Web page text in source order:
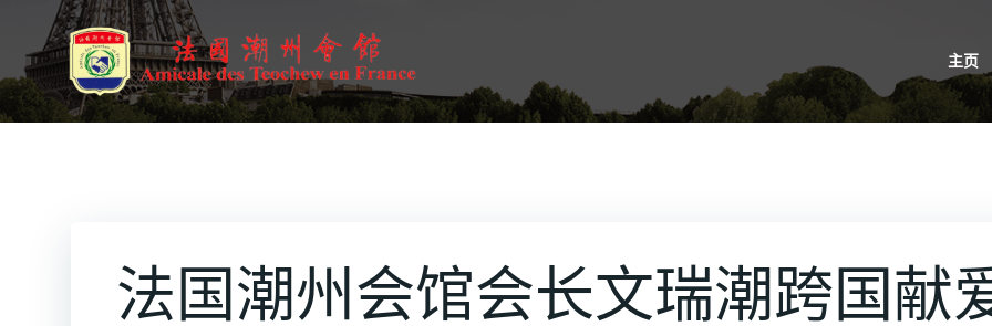
内
容
主页
法国潮州会馆会长文瑞潮跨国献